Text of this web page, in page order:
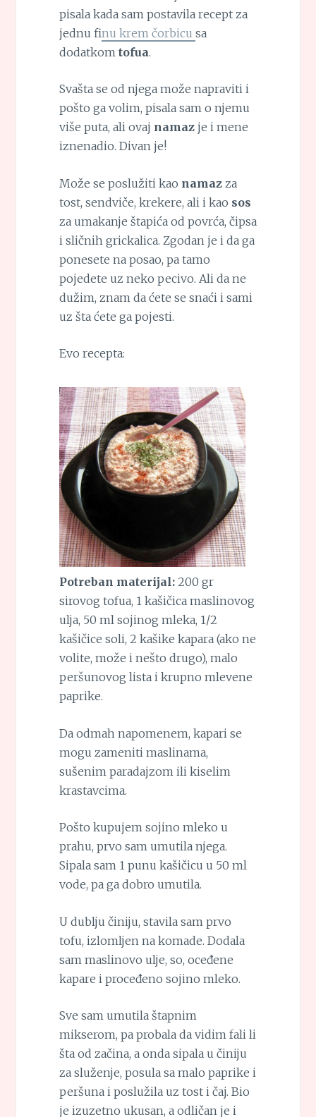
pisala kada sam postavila recept za
jednu finu krem čorbicu sa
dodatkom tofua.
Svašta se od njega može napraviti i
pošto ga volim, pisala sam o njemu
više puta, ali ovaj namazje i mene
iznenadio. Divan je!
Može se poslužiti kao namazza
tost, sendviče, krekere, ali i kao sos
za umakanje štapića od povrća, čipsa
i sličnih grickalica. Zgodan je i da ga
ponesete na posao, pa tamo
pojedete uz neko pecivo. Ali da ne
dužim, znam da ćete se snaći i sami
uz šta ćete ga pojesti.
Evo recepta:
Potreban materijal:200 gr
sirovog tofua, 1 kašičica maslinovog
ulja, 50 ml sojinog mleka, 1/2
kašičice soli, 2 kašike kapara (ako ne
volite, može i nešto drugo), malo
peršunovog lista i krupno mlevene
paprike.
Da odmah napomenem, kapari se
mogu zameniti maslinama,
sušenim paradajzom ili kiselim
krastavcima.
Pošto kupujem sojino mleko u
prahu, prvo sam umutila njega.
Sipala sam 1 punu kašičicu u 50 ml
vode, pa ga dobro umutila.
U dublju činiju, stavila sam prvo
tofu, izlomljen na komade. Dodala
sam maslinovo ulje, so, oceđene
kapare i proceđeno sojino mleko.
Sve sam umutila štapnim
mikserom, pa probala da vidim fali li
šta od začina, a onda sipala u činiju
za služenje, posula sa malo paprike i
peršuna i poslužila uz tost i čaj. Bio
je izuzetno ukusan, a odličan je i